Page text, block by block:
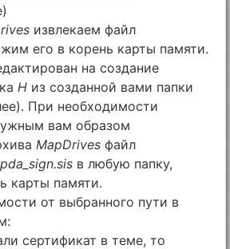
извлекаем файл
его в корень карты памяти.
на создание
H из созданной вами папки
При необходимости
вам образом
MapDrives файл
в любую папку,
карты памяти.
от выбранного пути в
сертификат в теме, то